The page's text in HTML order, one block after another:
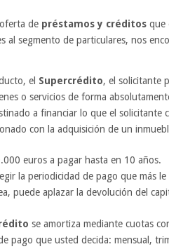
de préstamos y créditos que
al segmento de particulares, nos
el Supercrédito, el solicitante
o servicios de forma
a financiar lo que el
con la adquisición de un
euros a pagar hasta en 10 años.
la periodicidad de pago que más le
puede aplazar la devolución del
se amortiza mediante cuotas
pago que usted decida: mensual,